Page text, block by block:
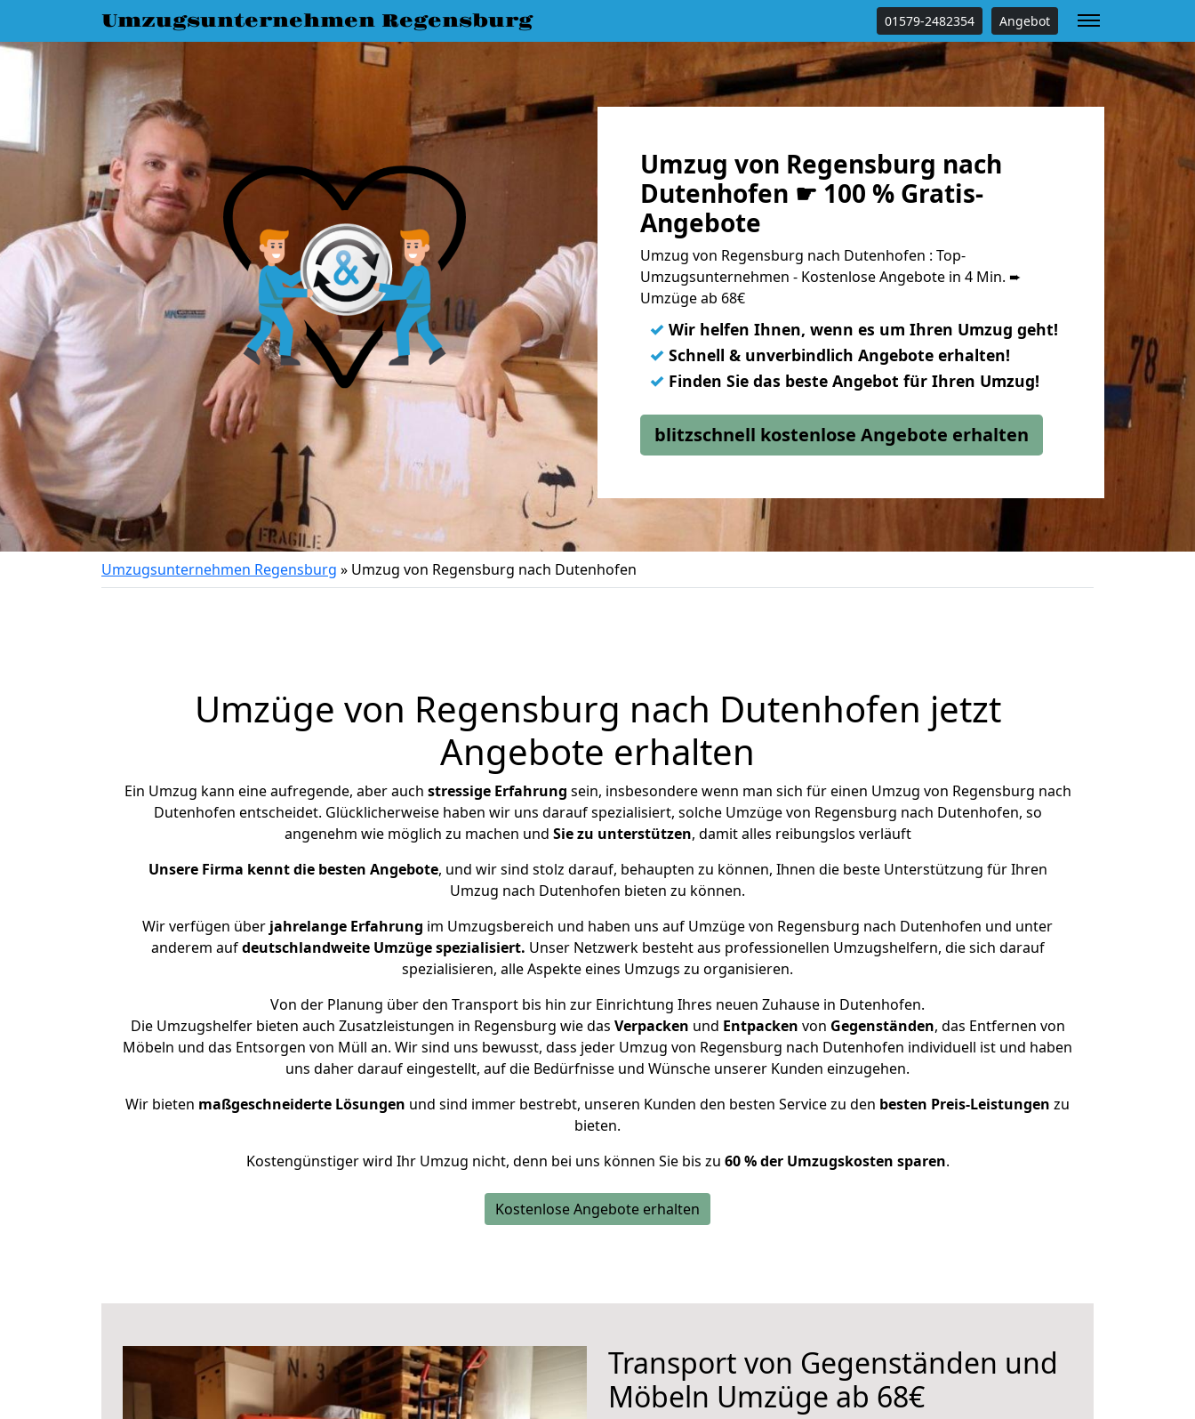
Umzugsunternehmen Regensburg 01579-2482354 Angebot
Umzug von Regensburg nach
Dutenhofen ☛ 100 % Gratis-
Angebote
Umzug von Regensburg nach Dutenhofen : Top-
Umzugsunternehmen - Kostenlose Angebote in 4 Min. ➨
Umzüge ab 68€
✓ Wir helfen Ihnen, wenn es um Ihren Umzug geht!
✓ Schnell & unverbindlich Angebote erhalten!
✓ Finden Sie das beste Angebot für Ihren Umzug!
blitzschnell kostenlose Angebote erhalten
Umzugsunternehmen Regensburg » Umzug von Regensburg nach Dutenhofen
Umzüge von Regensburg nach Dutenhofen jetzt
Angebote erhalten
Ein Umzug kann eine aufregende, aber auch stressige Erfahrung sein, insbesondere wenn man sich für einen Umzug von Regensburg nach
Dutenhofen entscheidet. Glücklicherweise haben wir uns darauf spezialisiert, solche Umzüge von Regensburg nach Dutenhofen, so
angenehm wie möglich zu machen und Sie zu unterstützen, damit alles reibungslos verläuft
Unsere Firma kennt die besten Angebote, und wir sind stolz darauf, behaupten zu können, Ihnen die beste Unterstützung für Ihren
Umzug nach Dutenhofen bieten zu können.
Wir verfügen über jahrelange Erfahrung im Umzugsbereich und haben uns auf Umzüge von Regensburg nach Dutenhofen und unter
anderem aufdeutschlandweite Umzüge spezialisiert. Unser Netzwerk besteht aus professionellen Umzugshelfern, die sich darauf
spezialisieren, alle Aspekte eines Umzugs zu organisieren.
Von der Planung über den Transport bis hin zur Einrichtung Ihres neuen Zuhause in Dutenhofen.
Die Umzugshelfer bieten auch Zusatzleistungen in Regensburg wie das Verpacken und Entpacken von Gegenständen, das Entfernen von
Möbeln und das Entsorgen von Müll an. Wir sind uns bewusst, dass jeder Umzug von Regensburg nach Dutenhofen individuell ist und haben
uns daher darauf eingestellt, auf die Bedürfnisse und Wünsche unserer Kunden einzugehen.
Wir bieten maßgeschneiderte Lösungen und sind immer bestrebt, unseren Kunden den besten Service zu den besten Preis-Leistungen zu
bieten.
Kostengünstiger wird Ihr Umzug nicht, denn bei uns können Sie bis zu 60 % der Umzugskosten sparen.
Kostenlose Angebote erhalten
Transport von Gegenständen und
Möbeln Umzüge ab 68€